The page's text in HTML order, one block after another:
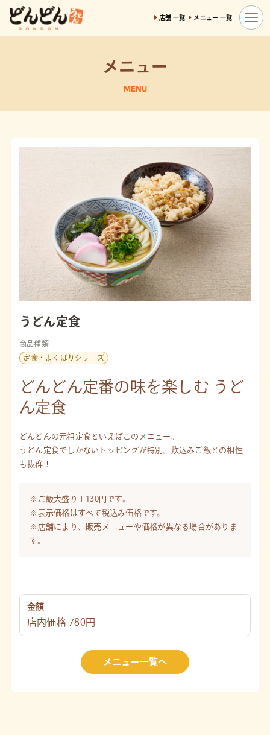
メニュー
MENU
うどん定食
商品種類
定食・よくばりシリーズ
どんどん定番の味を楽しむ うど
ん定食
どんどんの元祖定食といえばこのメニュー。
うどん定食でしかないトッピングが特別。炊込みご飯との相性
も抜群！
※ご飯大盛り＋130円です。
※表示価格はすべて税込み価格です。
※店舗により、販売メニューや価格が異なる場合がありま
す。
金額
店内価格 780円
メニュー一覧へ
店舗 一覧 メニュー 一覧